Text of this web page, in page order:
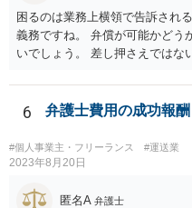
困るのは業務上横領で告訴され
義務ですね。 弁償が可能かどう
いでしょう。 差し押さえではな
6 弁護士費用の成功報酬
#個人事業主・フリーランス #運送業
2023年8月20日
匿名A 弁護士